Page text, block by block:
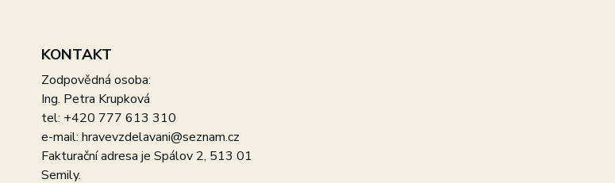
KONTAKT
Zodpovědná osoba:
Ing. Petra Krupková
tel: +420 777 613 310
e-mail: hravevzdelavani@seznam.cz
Fakturační adresa je Spálov 2, 513 01
Semily.